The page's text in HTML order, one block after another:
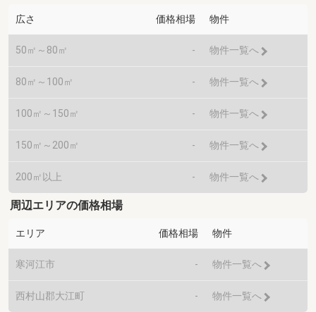
広さ 価格相場 物件
50㎡～80㎡ - 物件一覧へ
80㎡～100㎡ - 物件一覧へ
100㎡～150㎡ - 物件一覧へ
150㎡～200㎡ - 物件一覧へ
200㎡以上 - 物件一覧へ
周辺エリアの価格相場
エリア 価格相場 物件
寒河江市 - 物件一覧へ
西村山郡大江町 - 物件一覧へ